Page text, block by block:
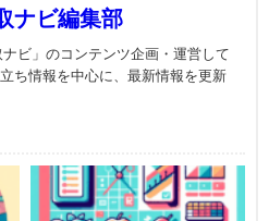
ナビ編集部
ビ」のコンテンツ企画・運営して
ち情報を中心に、最新情報を更新